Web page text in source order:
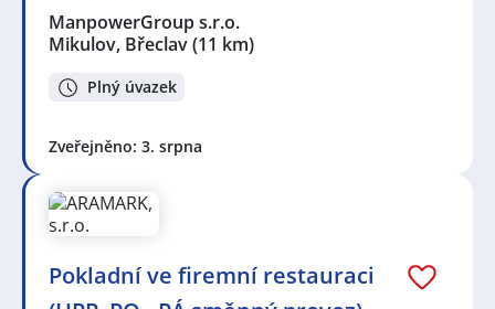
ManpowerGroup s.r.o.
Mikulov, Břeclav(11 km)
Plný úvazek
Zveřejněno: 3. srpna
Pokladní ve firemní restauraci